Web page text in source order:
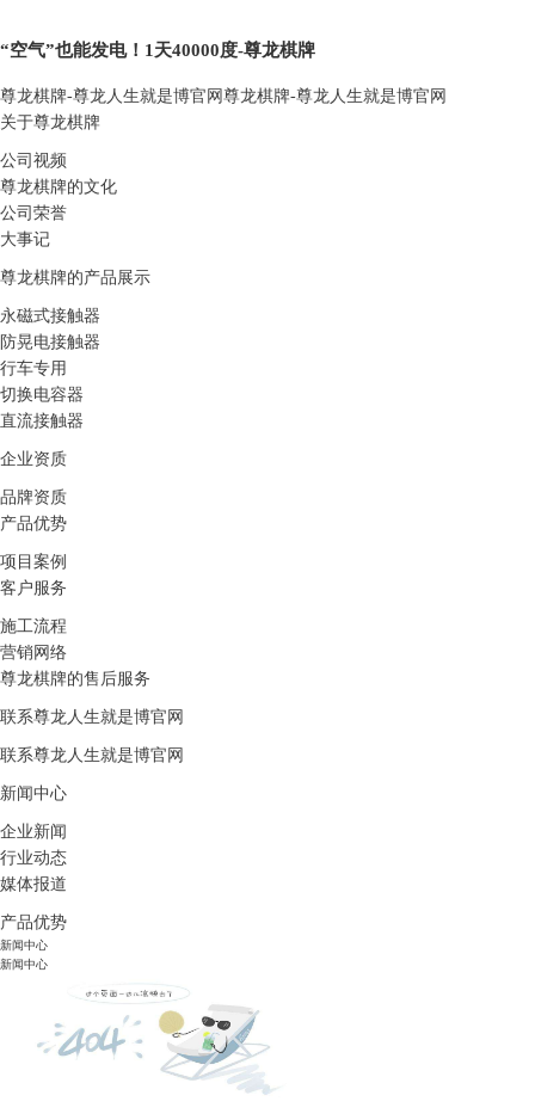
“空气”也能发电！1天40000度-尊龙棋牌
尊龙棋牌-尊龙人生就是博官网 尊龙棋牌-尊龙人生就是博官网
关于尊龙棋牌
公司视频
尊龙棋牌的文化
公司荣誉
大事记
尊龙棋牌的产品展示
永磁式接触器
防晃电接触器
行车专用
切换电容器
直流接触器
企业资质
品牌资质
产品优势
项目案例
客户服务
施工流程
营销网络
尊龙棋牌的售后服务
联系尊龙人生就是博官网
联系尊龙人生就是博官网
新闻中心
企业新闻
行业动态
媒体报道
产品优势
新闻中心
新闻中心